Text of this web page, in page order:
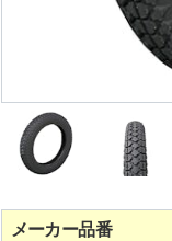
メーカー品番